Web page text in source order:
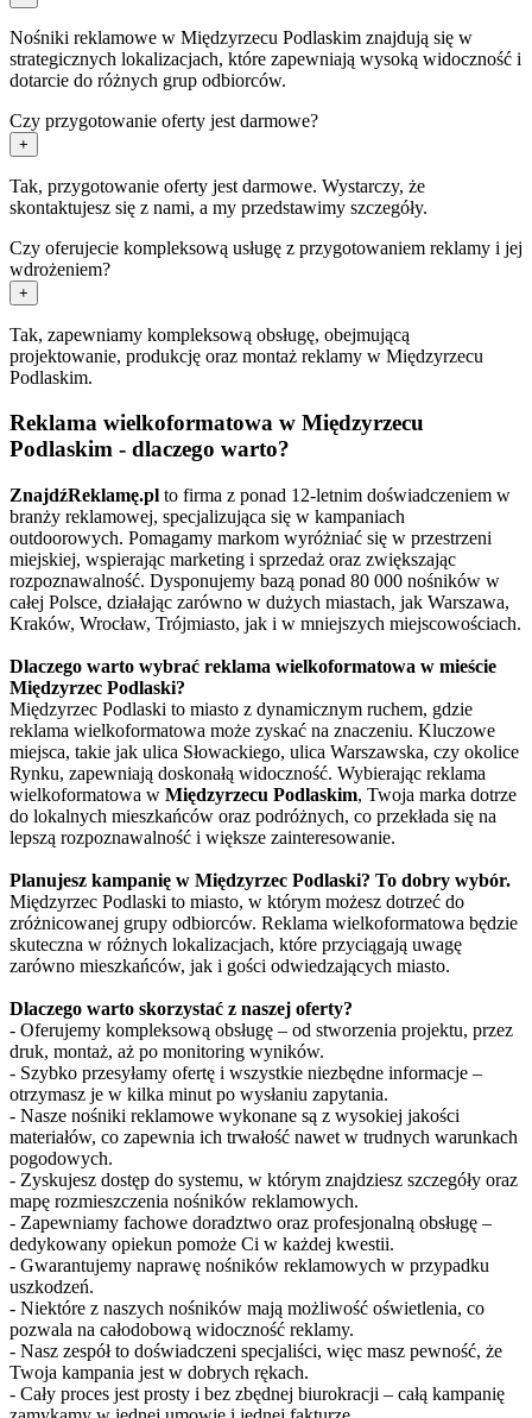
Nośniki reklamowe w Międzyrzecu Podlaskim znajdują się w
strategicznych lokalizacjach, które zapewniają wysoką widoczność i
dotarcie do różnych grup odbiorców.
Czy przygotowanie oferty jest darmowe?
+
Tak, przygotowanie oferty jest darmowe. Wystarczy, że
skontaktujesz się z nami, a my przedstawimy szczegóły.
Czy oferujecie kompleksową usługę z przygotowaniem reklamy i jej
wdrożeniem?
+
Tak, zapewniamy kompleksową obsługę, obejmującą
projektowanie, produkcję oraz montaż reklamy w Międzyrzecu
Podlaskim.
Reklama wielkoformatowa w Międzyrzecu
Podlaskim - dlaczego warto?
ZnajdźReklamę.pl to firma z ponad 12-letnim doświadczeniem w
branży reklamowej, specjalizująca się w kampaniach
outdoorowych. Pomagamy markom wyróżniać się w przestrzeni
miejskiej, wspierając marketing i sprzedaż oraz zwiększając
rozpoznawalność. Dysponujemy bazą ponad 80 000 nośników w
całej Polsce, działając zarówno w dużych miastach, jak Warszawa,
Kraków, Wrocław, Trójmiasto, jak i w mniejszych miejscowościach.
Dlaczego warto wybrać reklama wielkoformatowa w mieście
Międzyrzec Podlaski?
Międzyrzec Podlaski to miasto z dynamicznym ruchem, gdzie
reklama wielkoformatowa może zyskać na znaczeniu. Kluczowe
miejsca, takie jak ulica Słowackiego, ulica Warszawska, czy okolice
Rynku, zapewniają doskonałą widoczność. Wybierając reklama
wielkoformatowa w Międzyrzecu Podlaskim, Twoja marka dotrze
do lokalnych mieszkańców oraz podróżnych, co przekłada się na
lepszą rozpoznawalność i większe zainteresowanie.
Planujesz kampanię w Międzyrzec Podlaski? To dobry wybór.
Międzyrzec Podlaski to miasto, w którym możesz dotrzeć do
zróżnicowanej grupy odbiorców. Reklama wielkoformatowa będzie
skuteczna w różnych lokalizacjach, które przyciągają uwagę
zarówno mieszkańców, jak i gości odwiedzających miasto.
Dlaczego warto skorzystać z naszej oferty?
- Oferujemy kompleksową obsługę – od stworzenia projektu, przez
druk, montaż, aż po monitoring wyników.
- Szybko przesyłamy ofertę i wszystkie niezbędne informacje –
otrzymasz je w kilka minut po wysłaniu zapytania.
- Nasze nośniki reklamowe wykonane są z wysokiej jakości
materiałów, co zapewnia ich trwałość nawet w trudnych warunkach
pogodowych.
- Zyskujesz dostęp do systemu, w którym znajdziesz szczegóły oraz
mapę rozmieszczenia nośników reklamowych.
- Zapewniamy fachowe doradztwo oraz profesjonalną obsługę –
dedykowany opiekun pomoże Ci w każdej kwestii.
- Gwarantujemy naprawę nośników reklamowych w przypadku
uszkodzeń.
- Niektóre z naszych nośników mają możliwość oświetlenia, co
pozwala na całodobową widoczność reklamy.
- Nasz zespół to doświadczeni specjaliści, więc masz pewność, że
Twoja kampania jest w dobrych rękach.
- Cały proces jest prosty i bez zbędnej biurokracji – całą kampanię